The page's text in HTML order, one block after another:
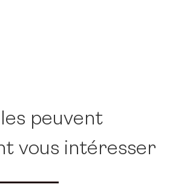
peuvent
vous intéresser